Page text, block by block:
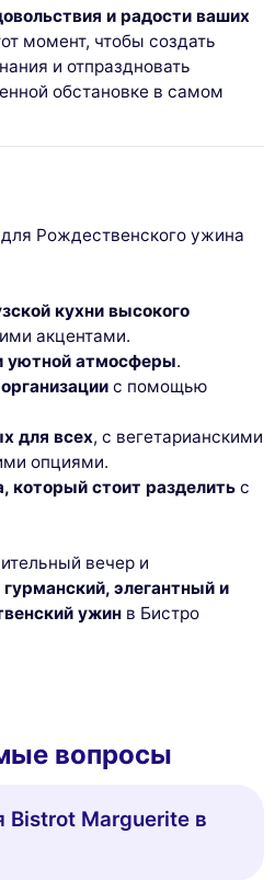
и радости ваших
момент, чтобы создать
и отпраздновать
обстановке в самом
Рождественского ужина
кухни высокого
акцентами.
уютной атмосферы.
с помощью
для всех, с вегетарианскими
опциями.
который стоит разделить с
вечер и
гурманский, элегантный и
ужин в Бистро
вопросы
Bistrot Marguerite в